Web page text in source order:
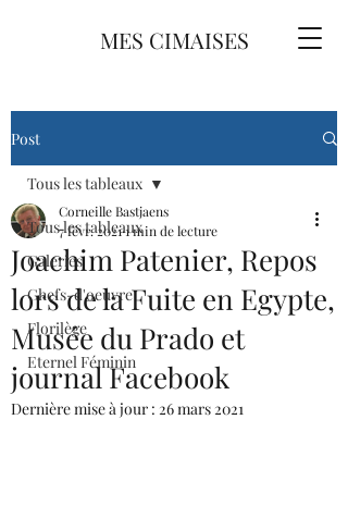
MES CIMAISES
Post
Tous les tableaux
Galeries
Chefs-d'oeuvre
Florilège
Eternel Féminin
Tous les tableaux
Joachim Patenier, Repos
lors de la Fuite en Egypte,
Musée du Prado et
journal Facebook
Corneille Bastjaens
7 févr. 20211 min de lecture
Dernière mise à jour : 26 mars 2021